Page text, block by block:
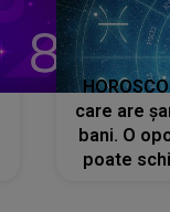
care are
bani. O
poate